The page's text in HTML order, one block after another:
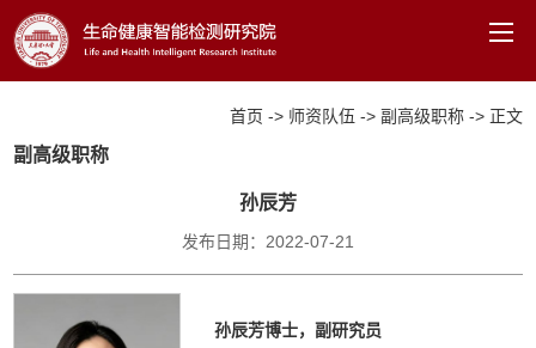
首页 -> 师资队伍 -> 副高级职称 -> 正文
副高级职称
孙辰芳
发布日期：2022-07-21
孙辰芳博士，副研究员